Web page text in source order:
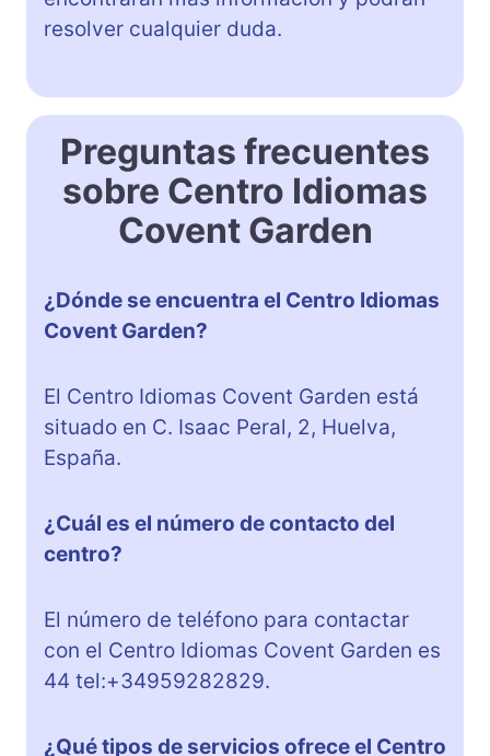
resolver cualquier duda.
Preguntas frecuentes
sobre Centro Idiomas
Covent Garden
¿Dónde se encuentra el Centro Idiomas
Covent Garden?
El Centro Idiomas Covent Garden está
situado en C. Isaac Peral, 2, Huelva,
España.
¿Cuál es el número de contacto del
centro?
El número de teléfono para contactar
con el Centro Idiomas Covent Garden es
44 tel:+34959282829.
¿Qué tipos de servicios ofrece el Centro